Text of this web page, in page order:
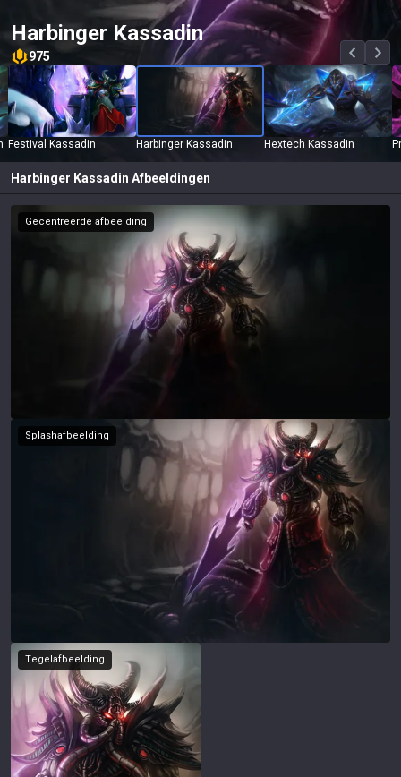
Harbinger Kassadin
975
Festival Kassadin Harbinger Kassadin Hextech Kassadin
Harbinger Kassadin Afbeeldingen
Gecentreerde afbeelding
Splashafbeelding
Tegelafbeelding